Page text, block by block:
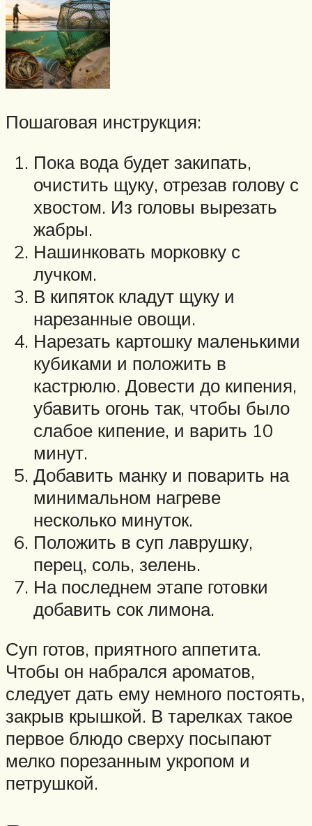
Пошаговая инструкция:
Пока вода будет закипать,
очистить щуку, отрезав голову с
хвостом. Из головы вырезать
жабры.
Нашинковать морковку с
лучком.
В кипяток кладут щуку и
нарезанные овощи.
Нарезать картошку маленькими
кубиками и положить в
кастрюлю. Довести до кипения,
убавить огонь так, чтобы было
слабое кипение, и варить 10
минут.
Добавить манку и поварить на
минимальном нагреве
несколько минуток.
Положить в суп лаврушку,
перец, соль, зелень.
На последнем этапе готовки
добавить сок лимона.
Суп готов, приятного аппетита.
Чтобы он набрался ароматов,
следует дать ему немного постоять,
закрыв крышкой. В тарелках такое
первое блюдо сверху посыпают
мелко порезанным укропом и
петрушкой.